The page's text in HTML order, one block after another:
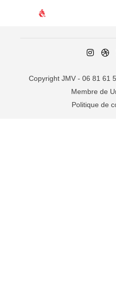
Copyright JMV - 06 81 61
Membre de
Politique de